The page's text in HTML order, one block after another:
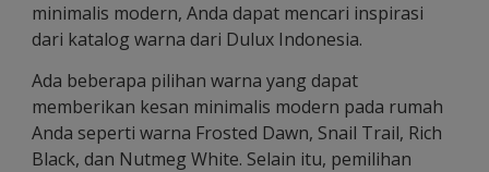
minimalis modern, Anda dapat mencari inspirasi
dari katalog warna dari Dulux Indonesia.
Ada beberapa pilihan warna yang dapat
memberikan kesan minimalis modern pada rumah
Anda seperti warna Frosted Dawn, Snail Trail, Rich
Black, dan Nutmeg White. Selain itu, pemilihan